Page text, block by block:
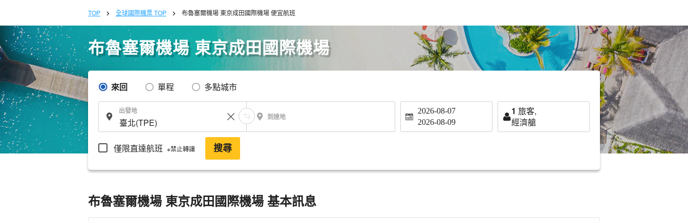
TOP 全球國際機票 TOP 布魯塞爾機場 東京成田國際機場 便宜航班
布魯塞爾機場 東京成田國際機場
來回 單程 多點城市
出發地
到達地
2026-08-07
2026-08-09
1 旅客,
經濟艙
僅限直達航班 ※禁止轉讓 搜尋
布魯塞爾機場 東京成田國際機場 基本訊息